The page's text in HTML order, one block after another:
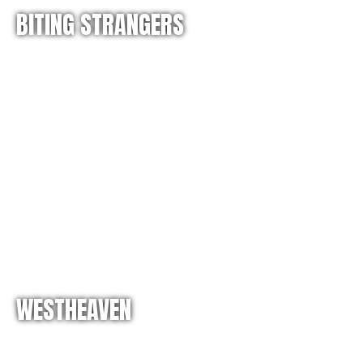
BITING STRANGERS
WESTHEAVEN